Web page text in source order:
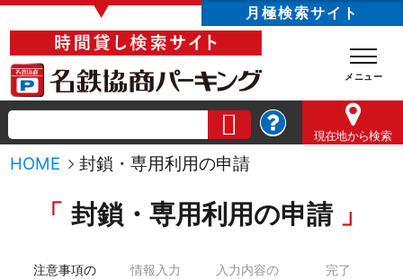
▼ 月極検索サイト
現在地から検索
HOME 封鎖・専用利用の申請
封鎖・専用利用の申請
注意事項の
情報入力
入力内容の
完了